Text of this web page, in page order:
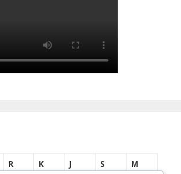
R K J S M